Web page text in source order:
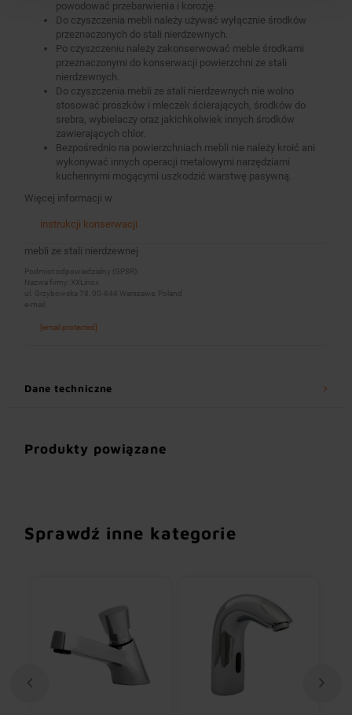
powodować przebarwienia i korozję.
Do czyszczenia mebli należy używać wyłącznie środków
przeznaczonych do stali nierdzewnych.
Po czyszczeniu należy zakonserwować meble środkami
przeznaczonymi do konserwacji powierzchni ze stali
nierdzewnych.
Do czyszczenia mebli ze stali nierdzewnych nie wolno
stosować proszków i mleczek ścierających, środków do
srebra, wybielaczy oraz jakichkolwiek innych środków
zawierających chlor.
Bezpośrednio na powierzchniach mebli nie należy kroić ani
wykonywać innych operacji metalowymi narzędziami
kuchennymi mogącymi uszkodzić warstwę pasywną.
Więcej informacji w
instrukcji konserwacji
mebli ze stali nierdzewnej
Podmiot odpowiedzialny (GPSR):
Nazwa firmy: XXLinox
ul. Grzybowska 78, 00-844 Warszawa, Poland
e-mail:
[email protected]
Dane techniczne
Produkty powiązane
Sprawdź inne kategorie